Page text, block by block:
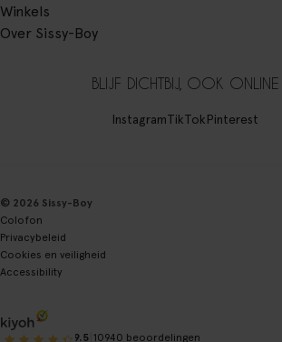
Winkels
Over Sissy-Boy
BLIJF DICHTBIJ, OOK ONLINE
InstagramTikTokPinterest
© 2026 Sissy-Boy
Colofon
Privacybeleid
Cookies en veiligheid
Accessibility
9.5 10940 beoordelingen